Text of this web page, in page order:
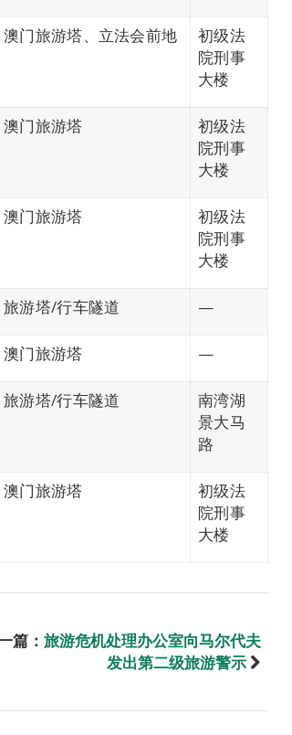
澳门旅游塔、立法会前地
初级法
院刑事
大楼
澳门旅游塔
初级法
院刑事
大楼
澳门旅游塔
初级法
院刑事
大楼
旅游塔/行车隧道 —
澳门旅游塔 —
旅游塔/行车隧道
南湾湖
景大马
路
澳门旅游塔
初级法
院刑事
大楼
篇： 旅游危机处理办公室向马尔代夫
发出第二级旅游警示